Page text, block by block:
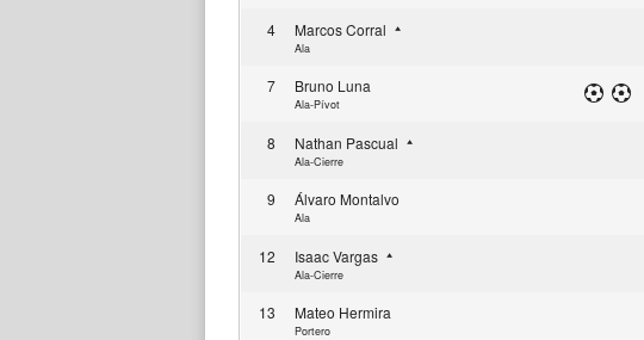
4 Marcos Corral
Ala
7 Bruno Luna
Ala-Pívot
8 Nathan Pascual
Ala-Cierre
9 Álvaro Montalvo
Ala
12 Isaac Vargas
Ala-Cierre
13 Mateo Hermira
Portero